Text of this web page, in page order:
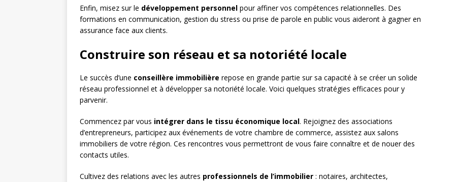
Enfin, misez sur le développement personnel pour affiner vos compétences relationnelles. Des
formations en communication, gestion du stress ou prise de parole en public vous aideront à gagner en
assurance face aux clients.
Construire son réseau et sa notoriété locale
Le succès d’une conseillère immobilière repose en grande partie sur sa capacité à se créer un solide
réseau professionnel et à développer sa notoriété locale. Voici quelques stratégies efficaces pour y
parvenir.
Commencez par vous intégrer dans le tissu économique local. Rejoignez des associations
d’entrepreneurs, participez aux événements de votre chambre de commerce, assistez aux salons
immobiliers de votre région. Ces rencontres vous permettront de vous faire connaître et de nouer des
contacts utiles.
Cultivez des relations avec les autres professionnels de l’immobilier : notaires, architectes,